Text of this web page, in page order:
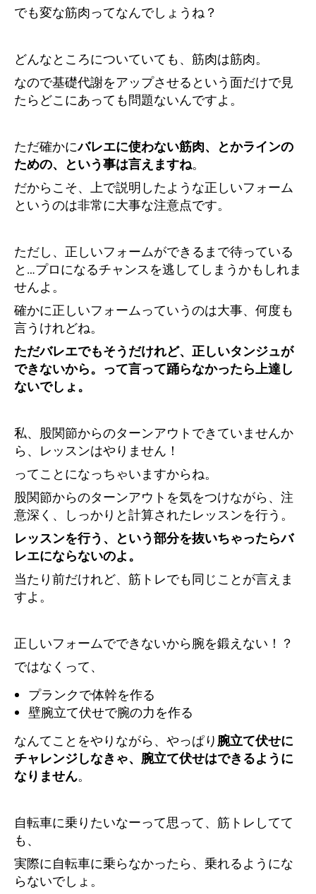
でも変な筋肉ってなんでしょうね？
どんなところについていても、筋肉は筋肉。
なので基礎代謝をアップさせるという面だけで見
たらどこにあっても問題ないんですよ。
ただ確かにバレエに使わない筋肉、とかラインの
ための、という事は言えますね。
だからこそ、上で説明したような正しいフォーム
というのは非常に大事な注意点です。
ただし、正しいフォームができるまで待っている
と…プロになるチャンスを逃してしまうかもしれま
せんよ。
確かに正しいフォームっていうのは大事、何度も
言うけれどね。
ただバレエでもそうだけれど、正しいタンジュが
できないから。って言って踊らなかったら上達し
ないでしょ。
私、股関節からのターンアウトできていませんか
ら、レッスンはやりません！
ってことになっちゃいますからね。
股関節からのターンアウトを気をつけながら、注
意深く、しっかりと計算されたレッスンを行う。
レッスンを行う、という部分を抜いちゃったらバ
レエにならないのよ。
当たり前だけれど、筋トレでも同じことが言えま
すよ。
正しいフォームでできないから腕を鍛えない！？
ではなくって、
プランクで体幹を作る
壁腕立て伏せで腕の力を作る
なんてことをやりながら、やっぱり腕立て伏せに
チャレンジしなきゃ、腕立て伏せはできるように
なりません。
自転車に乗りたいなーって思って、筋トレしてて
も、
実際に自転車に乗らなかったら、乗れるようにな
らないでしょ。